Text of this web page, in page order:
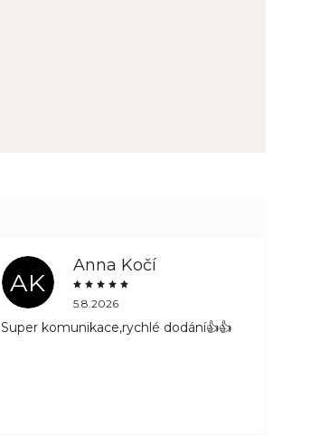
AK
Anna Kočí
5.8.2026
Super komunikace,rychlé dodání👍👍